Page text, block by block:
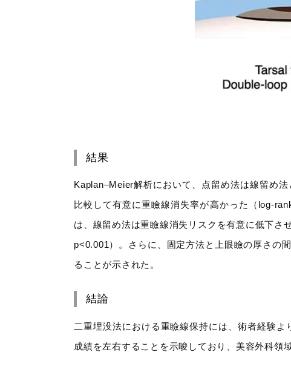
結果
Kaplan–Meier解析において、点留め法は線留め
比較して有意に重瞼線消失率が高かった（log-
は、線留め法は重瞼線消失リスクを有意に低下
p<0.001）。さらに、固定方法と上眼瞼の厚さの
ることが示された。
結論
二重埋没法における重瞼線保持には、術者経験
成績を左右することを示唆しており、美容外科領